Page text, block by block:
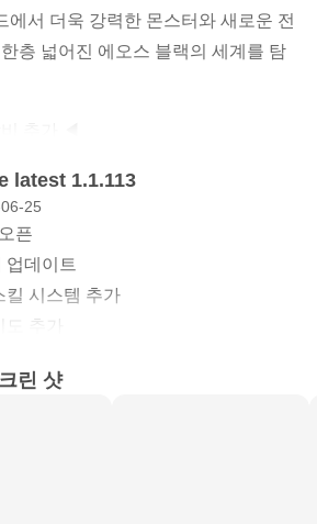
에서 더욱 강력한 몬스터와 새로운 전
층 넓어진 에오스 블랙의 세계를 탐
신규 신화 등급 장비가 추가될 예정
해 캐릭터의 전투력을 높이고, 상위
는 새로운 성장의 재미를 경험해 보세
이 개선됩니다.
가 3개에서 4~6개로 확장되며, 옵션
규 옵션 중 원하는 옵션을 선택할 수
정입니다.
◀
latest 1.1.113
25
픈
업데이트
킬 시스템 추가
추가
판매 물품 추가
수 자동 합성 기능 개선
선
트 시작
린 샷